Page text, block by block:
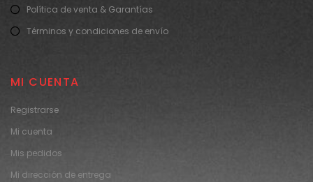
Política de venta & Garantías
Términos y condiciones de envío
MI CUENTA
Registrarse
Mi cuenta
Mis pedidos
Mi dirección de entrega